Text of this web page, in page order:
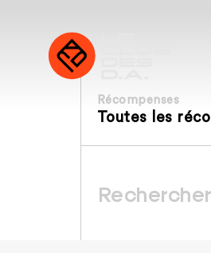
Récompenses
Toutes les